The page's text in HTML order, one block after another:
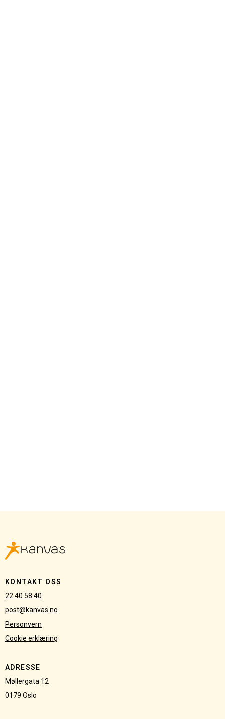
Kanvas
logo
KONTAKT OSS
22 40 58 40
post@kanvas.no
Personvern
Cookie erklæring
ADRESSE
Møllergata 12
0179 Oslo